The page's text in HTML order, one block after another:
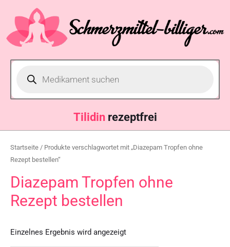
Tilidin rezeptfrei
Startseite / Produkte verschlagwortet mit „Diazepam Tropfen ohne
Rezept bestellen“
Diazepam Tropfen ohne
Rezept bestellen
Einzelnes Ergebnis wird angezeigt